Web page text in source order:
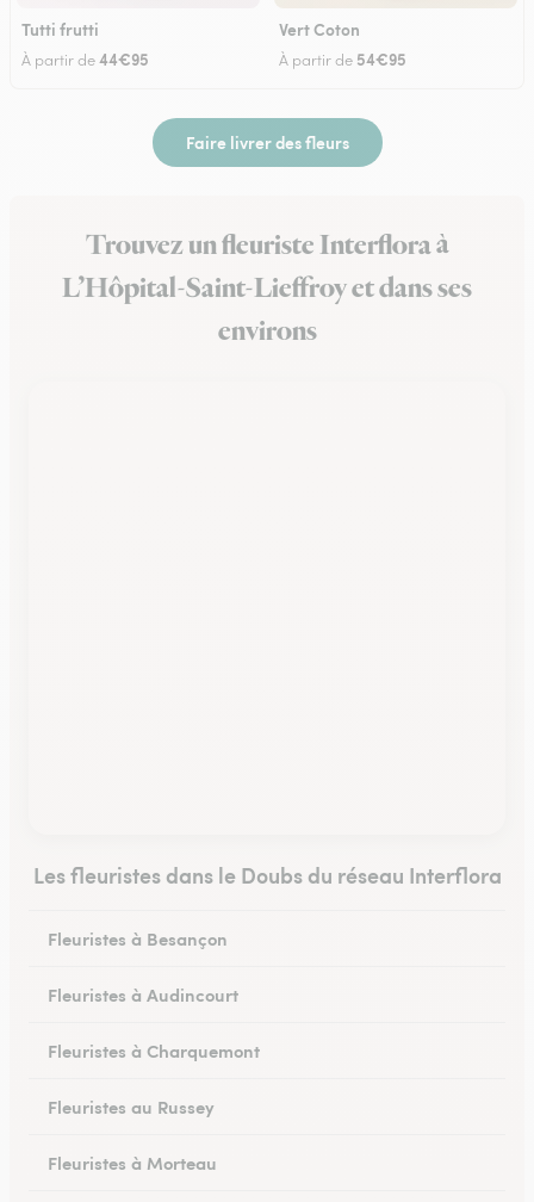
Tutti frutti
À partir de44€95
Vert Coton
À partir de 54€95
Faire livrer des fleurs
Trouvez un fleuriste Interflora à
L’Hôpital-Saint-Lieffroy et dans ses
environs
Les fleuristes dans le Doubs du réseau Interflora
Fleuristes à Besançon
Fleuristes à Audincourt
Fleuristes à Charquemont
Fleuristes au Russey
Fleuristes à Morteau